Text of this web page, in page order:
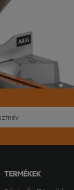
TERMÉKEK